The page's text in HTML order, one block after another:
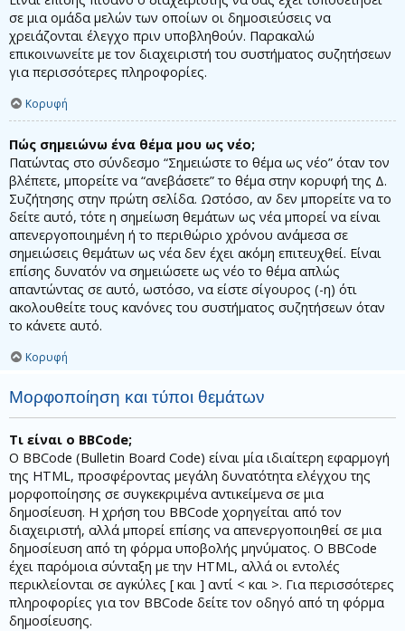
σε μια ομάδα μελών των οποίων οι δημοσιεύσεις να
χρειάζονται έλεγχο πριν υποβληθούν. Παρακαλώ
επικοινωνείτε με τον διαχειριστή του συστήματος συζητήσεων
για περισσότερες πληροφορίες.
Κορυφή
Πώς σημειώνω ένα θέμα μου ως νέο;
Πατώντας στο σύνδεσμο “Σημειώστε το θέμα ως νέο” όταν τον
βλέπετε, μπορείτε να “ανεβάσετε” το θέμα στην κορυφή της Δ.
Συζήτησης στην πρώτη σελίδα. Ωστόσο, αν δεν μπορείτε να το
δείτε αυτό, τότε η σημείωση θεμάτων ως νέα μπορεί να είναι
απενεργοποιημένη ή το περιθώριο χρόνου ανάμεσα σε
σημειώσεις θεμάτων ως νέα δεν έχει ακόμη επιτευχθεί. Είναι
επίσης δυνατόν να σημειώσετε ως νέο το θέμα απλώς
απαντώντας σε αυτό, ωστόσο, να είστε σίγουρος (-η) ότι
ακολουθείτε τους κανόνες του συστήματος συζητήσεων όταν
το κάνετε αυτό.
Κορυφή
Μορφοποίηση και τύποι θεμάτων
Τι είναι ο BBCode;
Ο BBCode (Bulletin Board Code) είναι μία ιδιαίτερη εφαρμογή
της HTML, προσφέροντας μεγάλη δυνατότητα ελέγχου της
μορφοποίησης σε συγκεκριμένα αντικείμενα σε μια
δημοσίευση. Η χρήση του BBCode χορηγείται από τον
διαχειριστή, αλλά μπορεί επίσης να απενεργοποιηθεί σε μια
δημοσίευση από τη φόρμα υποβολής μηνύματος. Ο BBCode
έχει παρόμοια σύνταξη με την HTML, αλλά οι εντολές
περικλείονται σε αγκύλες [ και ] αντί < και >. Για περισσότερες
πληροφορίες για τον BBCode δείτε τον οδηγό από τη φόρμα
δημοσίευσης.